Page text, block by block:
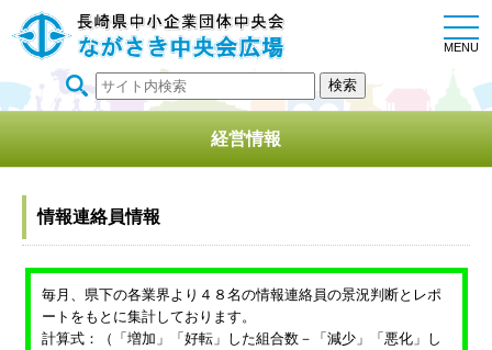
MENU
経営情報
情報連絡員情報
毎月、県下の各業界より４８名の情報連絡員の景況判断とレポ
ートをもとに集計しております。
計算式：（「増加」「好転」した組合数－「減少」「悪化」し